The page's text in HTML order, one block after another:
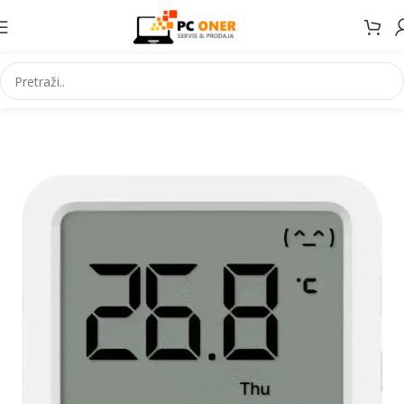
Početna Elektronika Satovi